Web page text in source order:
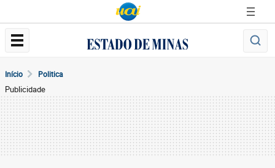
Início Politica
Publicidade